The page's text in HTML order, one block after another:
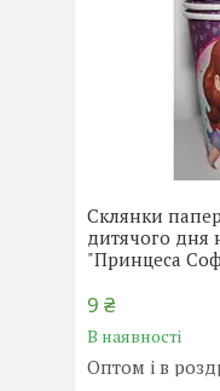
Склянки
дитячого дня
"Принцеса
9 ₴
В наявності
Оптом і в